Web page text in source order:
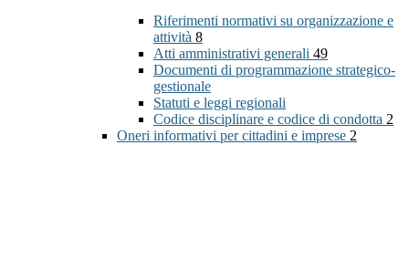
Riferimenti normativi su organizzazione e
attività 8
Atti amministrativi generali 49
Documenti di programmazione strategico-
gestionale
Statuti e leggi regionali
Codice disciplinare e codice di condotta 2
Oneri informativi per cittadini e imprese 2